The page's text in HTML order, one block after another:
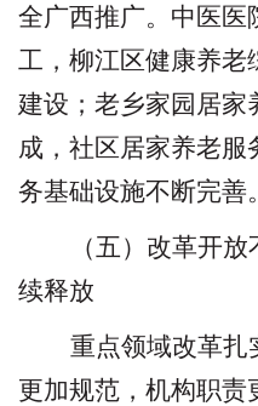
全广西推广。中医医
工，柳江区健康养老
建设；老乡家园居家
成，社区居家养老服
务基础设施不断完善。
（五）改革开
续释放
重点领域改革扎
更加规范，机构职责